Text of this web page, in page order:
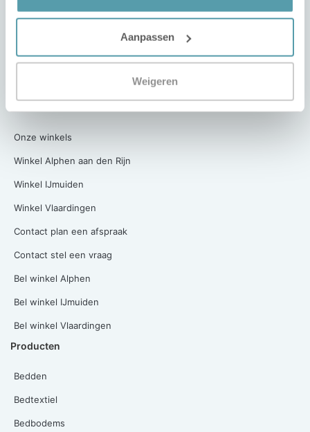
Aanpassen
Weigeren
Werken bij Passie voor Slapen
Algemene Voorwaarden
Onze winkels
Winkel Alphen aan den Rijn
Winkel IJmuiden
Winkel Vlaardingen
Contact plan een afspraak
Contact stel een vraag
Bel winkel Alphen
Bel winkel IJmuiden
Bel winkel Vlaardingen
Producten
Bedden
Bedtextiel
Bedbodems